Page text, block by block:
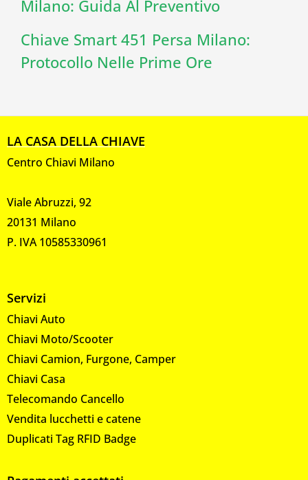
Milano: Guida Al Preventivo
Chiave Smart 451 Persa Milano:
Protocollo Nelle Prime Ore
LA CASA DELLA CHIAVE
Centro Chiavi Milano
Viale Abruzzi, 92
20131 Milano
P. IVA 10585330961
Servizi
Chiavi Auto
Chiavi Moto/Scooter
Chiavi Camion, Furgone, Camper
Chiavi Casa
Telecomando Cancello
Vendita lucchetti e catene
Duplicati Tag RFID Badge